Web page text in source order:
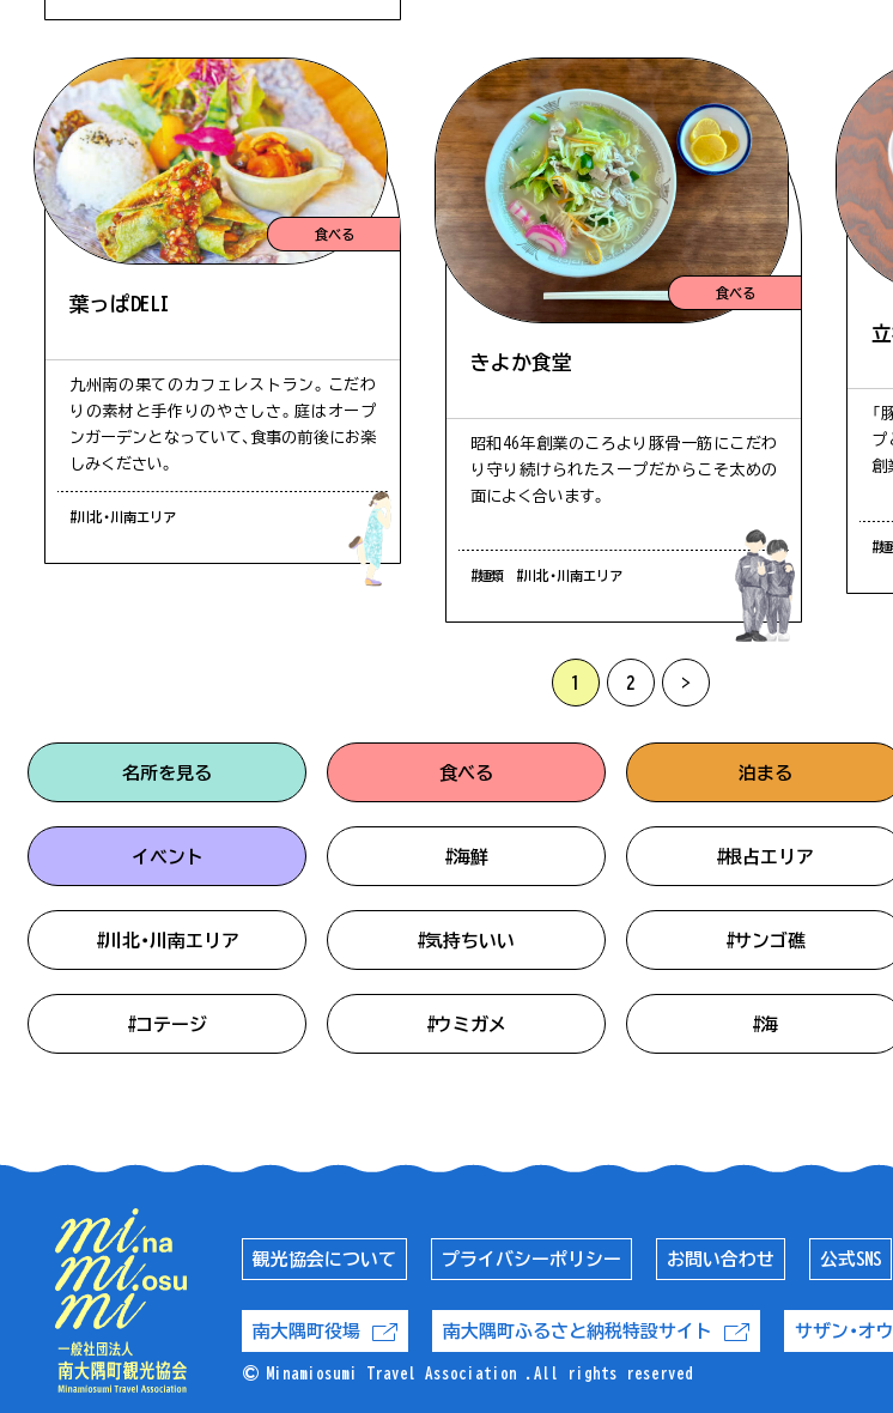
食べる
葉っぱDELI
九州南の果てのカフェレストラン。こだわ
りの素材と手作りのやさしさ。庭はオープ
ンガーデンとなっていて、食事の前後にお楽
しみください。
#川北・川南エリア
食べる
きよか食堂
昭和46年創業のころより豚骨一筋にこだわ
り守り続けられたスープだからこそ太めの
面によく合います。
#麺類 #川北・川南エリア
「
プ
創
#
1 2 >
名所を見る 食べる 泊まる
イベント #海鮮 #根占エリア
#川北・川南エリア #気持ちいい #サンゴ礁
#コテージ #ウミガメ #海
観光協会について プライバシーポリシー お問い合わせ 公式SNS
南大隅町役場 南大隅町ふるさと納税特設サイト サザン・オ
©Minamiosumi Travel Association .All rights reserved